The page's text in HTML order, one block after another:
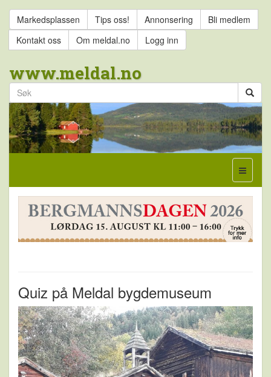
Markedsplassen Tips oss! Annonsering
Bli medlem
Kontakt oss
Om meldal.no Logg inn
www.meldal.no
Quiz på Meldal bygdemuseum